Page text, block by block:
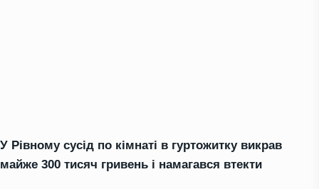
У Рівному сусід по кімнаті в гуртожитку викрав
майже 300 тисяч гривень і намагався втекти